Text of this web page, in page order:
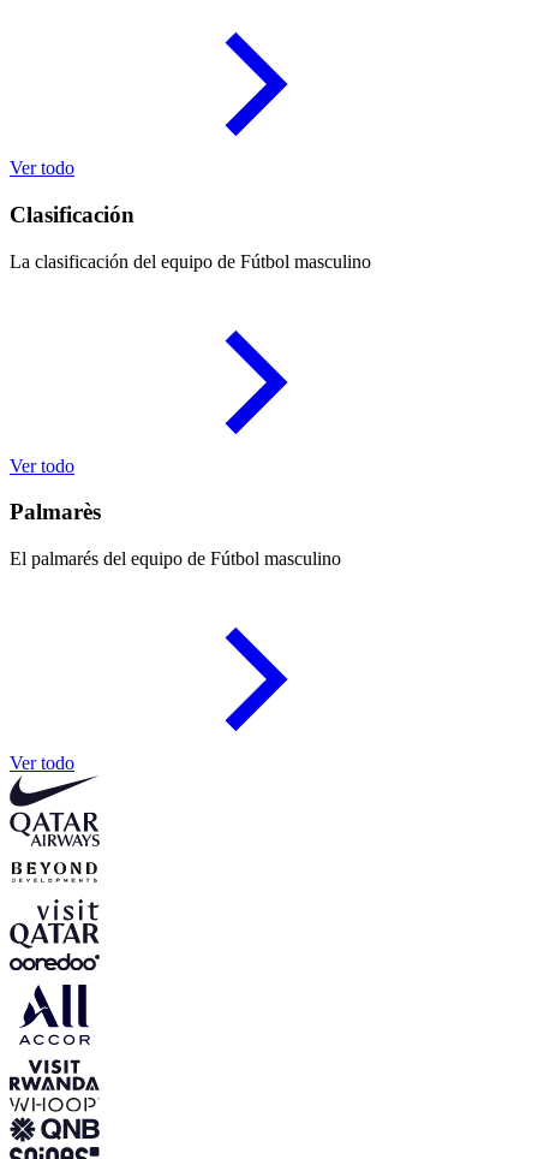
Ver todo
Clasificación
La clasificación del equipo de Fútbol masculino
Ver todo
Palmarès
El palmarés del equipo de Fútbol masculino
Ver todo